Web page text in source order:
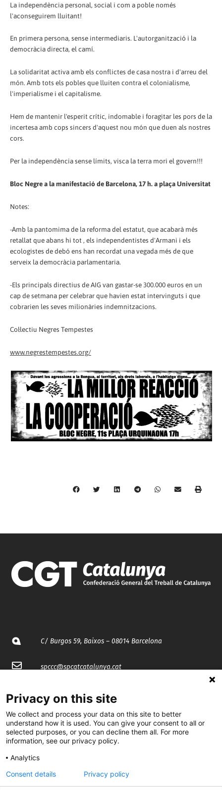
La independència personal, social i com a poble només
l'aconseguirem lluitant!
En primera persona, sense intermediaris. L'autorganització i la
democràcia directa, el camí.
La solidaritat activa amb els conflictes de casa nostra i d'arreu del
món. Amb tots els pobles que lluiten contra el colonialisme,
l'imperialisme i el capitalisme.
Hem de mantenir l'esperit crític, indomable i foragitar les pors de la
incertesa amb cops sincers d'aquest nou món que duen als nostres
cors.
Per la independència sense límits, visca la terra mori el govern!!!
Bloc Negre a la manifestació de Barcelona, 17 h. a plaça Universitat
Notes:
-Amb la pantomima de la reforma del estatut, que acabarà més
retallat que abans hi tot , els independentistes d'Armani i els
ecologistes de debó ens han recordat una vegada més de que
serveix la democràcia parlamentaria.
-Els principals directius de AIG van gastar-se 300.000 euros en un
cap de setmana per celebrar que havien estat intervinguts i que
cobrarien les seves milionàries indemnitzacions.
Col·lectiu Negres Tempestes
www.negrestempestes.org/
C/ Burgos 59, Baixos – 08014 Barcelona
spccc@spcgtcatalunya.cat
@CGTCatalunya
cgtcatalunya
CGTCatalunya
cgtcatalunya
Privacy on this site
We collect and process your data on this site to better
understand how it is used. You can give your consent to all or
selected purposes, or you can decline them all. For more
information, see our privacy policy.
Analytics
Consent details
Privacy policy